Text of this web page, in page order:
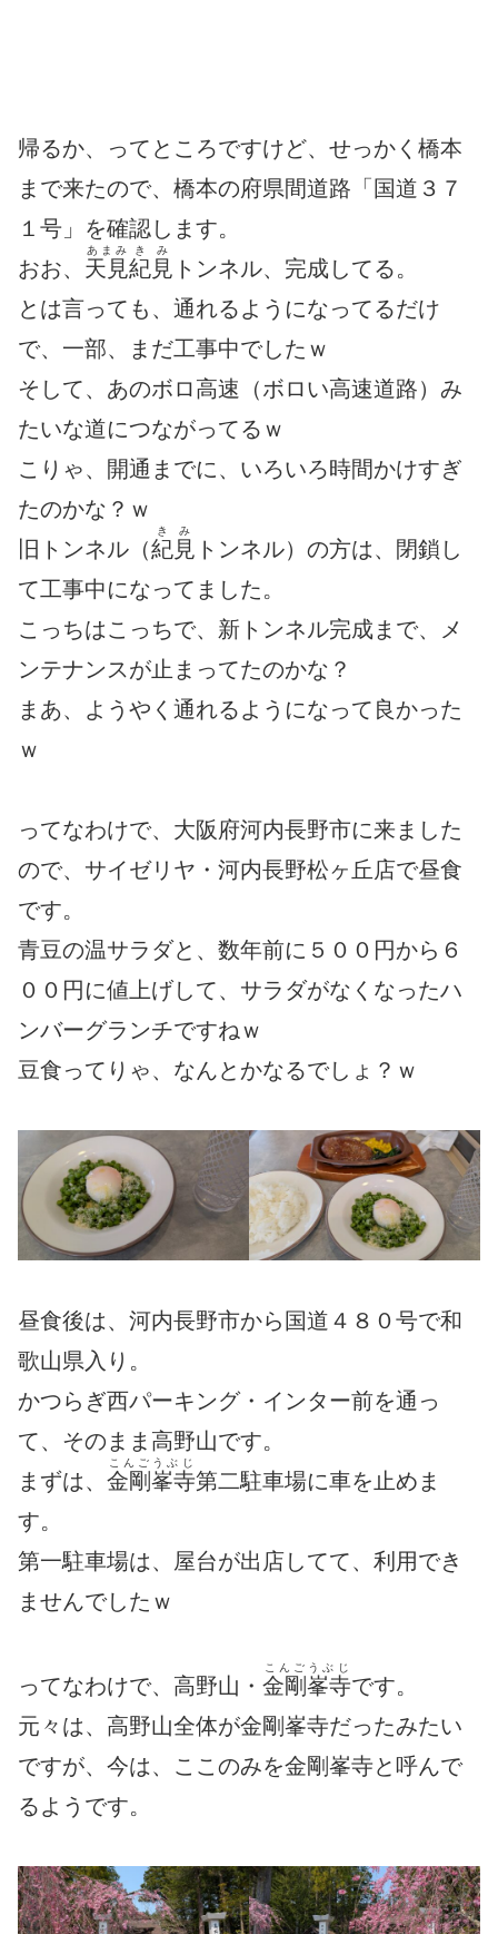
帰るか、ってところですけど、せっかく橋本
まで来たので、橋本の府県間道路「国道３７
１号」を確認します。
おお、 天見
あまみ
紀見
きみ
トンネル、完成してる。
とは言っても、通れるようになってるだけ
で、一部、まだ工事中でしたｗ
そして、あのボロ高速（ボロい高速道路）み
たいな道につながってるｗ
こりゃ、開通までに、いろいろ時間かけすぎ
たのかな？ｗ
旧トンネル（紀見
きみ
トンネル）の方は、閉鎖し
て工事中になってました。
こっちはこっちで、新トンネル完成まで、メ
ンテナンスが止まってたのかな？
まあ、ようやく通れるようになって良かった
ｗ
ってなわけで、大阪府河内長野市に来ました
ので、サイゼリヤ・河内長野松ヶ丘店で昼食
です。
青豆の温サラダと、数年前に５００円から６
００円に値上げして、サラダがなくなったハ
ンバーグランチですねｗ
豆食ってりゃ、なんとかなるでしょ？ｗ
昼食後は、河内長野市から国道４８０号で和
歌山県入り。
かつらぎ西パーキング・インター前を通っ
て、そのまま高野山です。
まずは、 金剛峯寺
こんごうぶじ
第二駐車場に車を止めま
す。
第一駐車場は、屋台が出店してて、利用でき
ませんでしたｗ
ってなわけで、高野山・ 金剛峯寺
こんごうぶじ
です。
元々は、高野山全体が金剛峯寺だったみたい
ですが、今は、ここのみを金剛峯寺と呼んで
るようです。